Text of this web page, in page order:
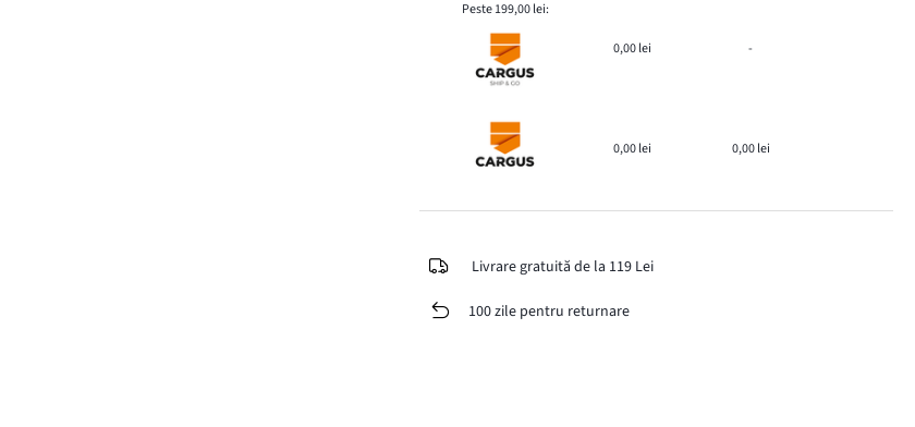
Peste 199,00 lei:
0,00 lei -
0,00 lei 0,00 lei
Livrare gratuită de la 119 Lei
100 zile pentru returnare